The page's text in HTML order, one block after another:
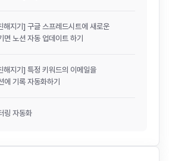
지기] 구글 스프레드시트에 새로운
면 노션 자동 업데이트 하기
지기] 특정 키워드의 이메일을
에 기록 자동화하기
링 자동화